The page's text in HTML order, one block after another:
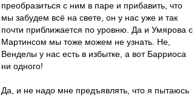
преобразиться с ним в паре и прибавить, что
мы забудем всё на свете, он у нас уже и так
почти приближается по уровню. Да и Умярова с
Мартинсом мы тоже можем не узнать. Не,
Венделы у нас есть в избытке, а вот Барриоса
ни одного!
Да, и не надо мне предъявлять, что я пытаюсь